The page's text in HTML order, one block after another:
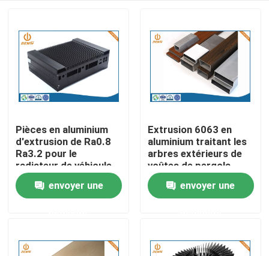
Aperçu
Produits
Visite d'usine
Pièces en aluminium
d'extrusion de Ra0.8
Ra3.2 pour le
radiateur de véhicule
de New Energy
envoyer une
Extrusion 6063 en
aluminium traitant les
arbres extérieurs de
voûtes de pergola
envoyer une